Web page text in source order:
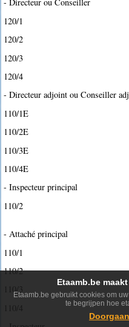
- Directeur ou Conseiller
120/1
120/2
120/3
120/4
- Directeur adjoint ou Conseiller
110/1E
110/2E
110/3E
110/4E
- Inspecteur principal
110/2
- Attaché principal
110/1
110/2
110/3
110/4
Etaamb.be
Etaamb.be gebruikt cookies om
te begrijpen hoe
Doorgaan